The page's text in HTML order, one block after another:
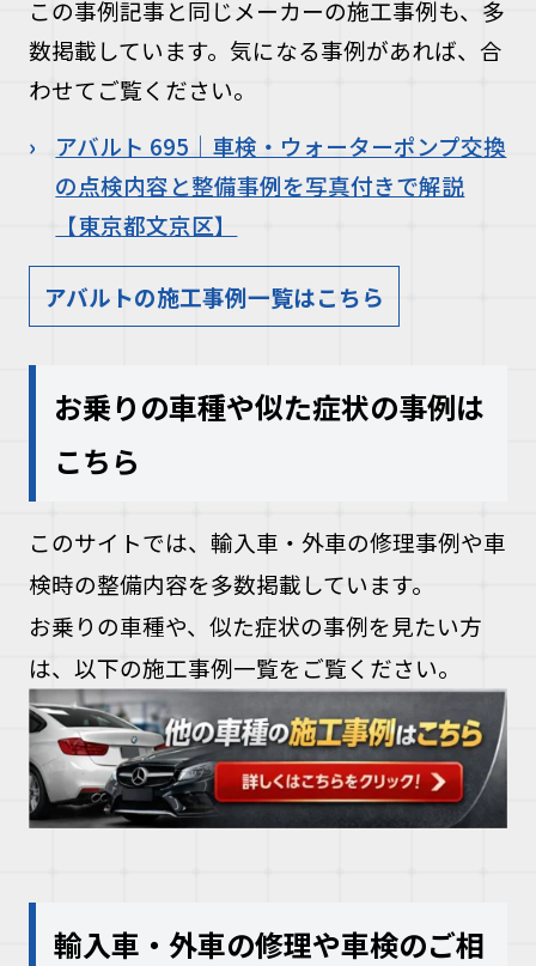
この事例記事と同じメーカーの施工事例も、多
数掲載しています。気になる事例があれば、合
わせてご覧ください。
アバルト 695｜車検・ウォーターポンプ交換
の点検内容と整備事例を写真付きで解説
【東京都文京区】
アバルトの施工事例一覧はこちら
お乗りの車種や似た症状の事例は
こちら
このサイトでは、輸入車・外車の修理事例や車
検時の整備内容を多数掲載しています。
お乗りの車種や、似た症状の事例を見たい方
は、以下の施工事例一覧をご覧ください。
輸入車・外車の修理や車検のご相